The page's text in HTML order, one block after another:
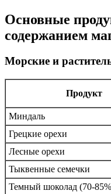
Основные
содержанием
Морские и
Продукт
Миндаль
Грецкие орехи
Лесные орехи
Тыквенные семечки
Темный шоколад (70-